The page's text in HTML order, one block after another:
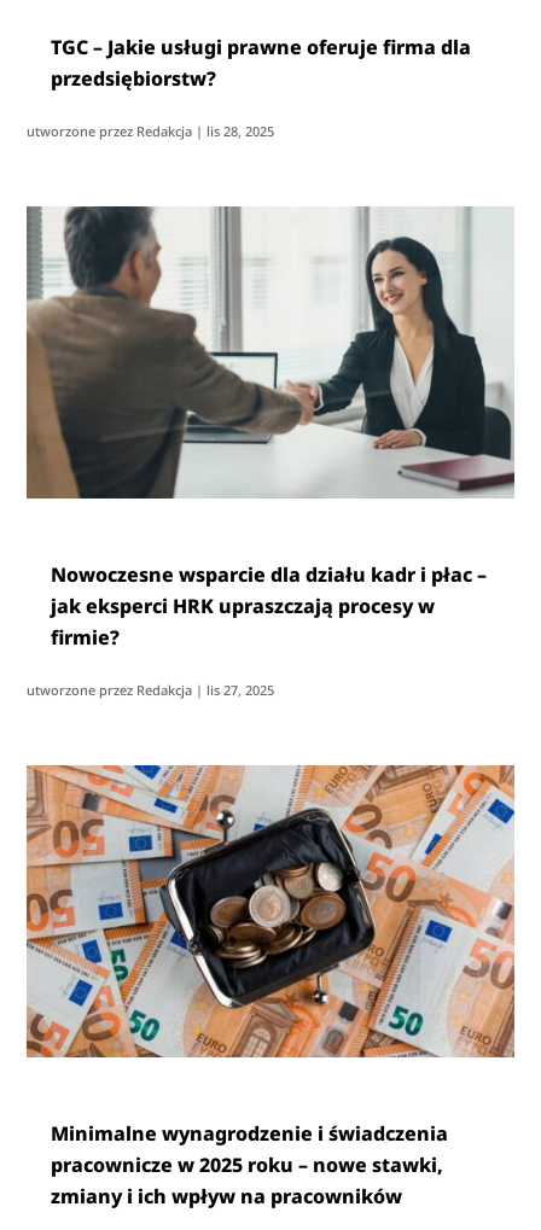
TGC – Jakie usługi prawne oferuje firma dla
przedsiębiorstw?
utworzone przez Redakcja | lis 28, 2025
Nowoczesne wsparcie dla działu kadr i płac –
jak eksperci HRK upraszczają procesy w
firmie?
utworzone przez Redakcja | lis 27, 2025
Minimalne wynagrodzenie i świadczenia
pracownicze w 2025 roku – nowe stawki,
zmiany i ich wpływ na pracowników